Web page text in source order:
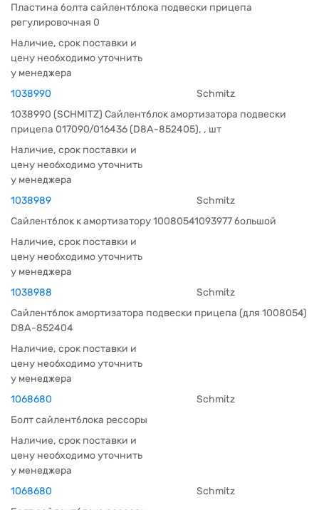
Пластина болта сайлентблока подвески прицепа
регулировочная 0
Наличие, срок поставки и
цену необходимо уточнить
у менеджера
1038990
Schmitz
1038990 (SCHMITZ) Сайлентблок амортизатора подвески
прицепа 017090/016436 (D8A-852405), , шт
Наличие, срок поставки и
цену необходимо уточнить
у менеджера
1038989
Schmitz
Сайлентблок к амортизатору 10080541093977 большой
Наличие, срок поставки и
цену необходимо уточнить
у менеджера
1038988
Schmitz
Сайлентблок амортизатора подвески прицепа (для 1008054)
D8A-852404
Наличие, срок поставки и
цену необходимо уточнить
у менеджера
1068680
Schmitz
Болт сайлентблока рессоры
Наличие, срок поставки и
цену необходимо уточнить
у менеджера
1068680
Schmitz